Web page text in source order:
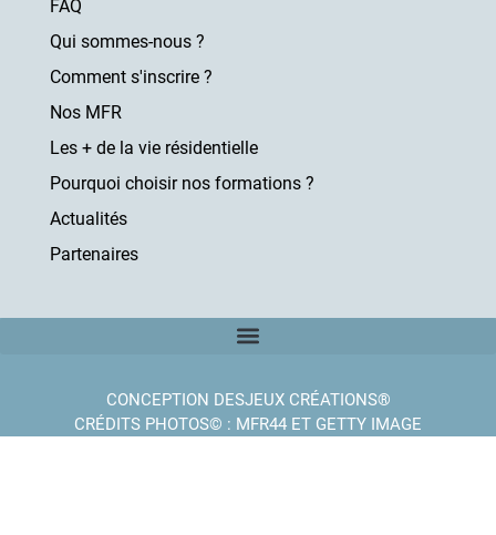
FAQ
Qui sommes-nous ?
Comment s'inscrire ?
Nos MFR
Les + de la vie résidentielle
Pourquoi choisir nos formations ?
Actualités
Partenaires
CONCEPTION DESJEUX CRÉATIONS®
CRÉDITS PHOTOS© : MFR44 ET GETTY IMAGE